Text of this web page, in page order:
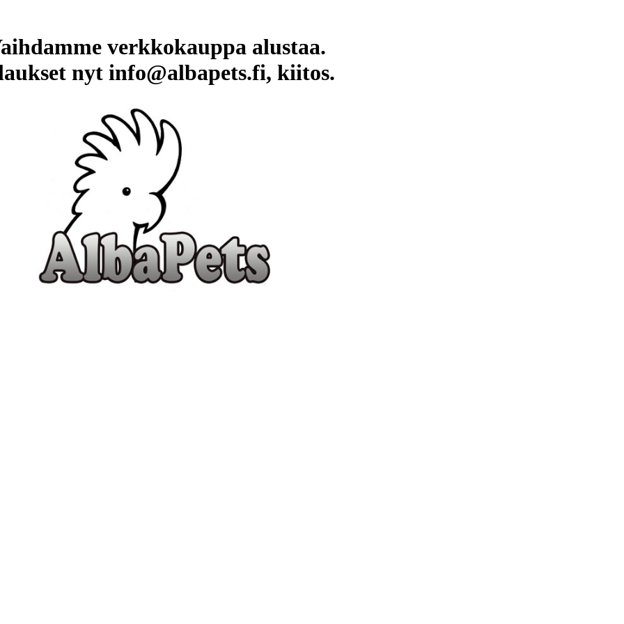
verkkokauppa alustaa.
nyt info@albapets.fi, kiitos.